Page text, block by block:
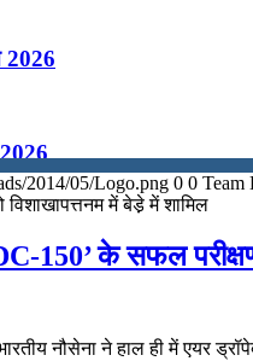
2026
2014/05/Logo.png 0 0 Team
विशाखापत्तनम में बेडे़ में शामिल
150’ के सफल
नौसेना ने हाल ही में एयर